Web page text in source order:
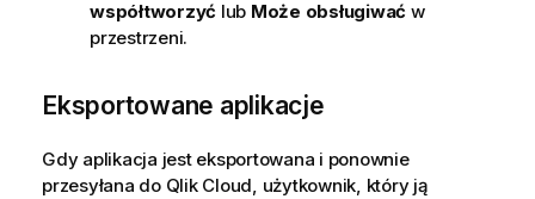
współtworzyć lub Może obsługiwać w
przestrzeni.
Eksportowane aplikacje
Gdy aplikacja jest eksportowana i ponownie
przesyłana do Qlik Cloud, użytkownik, który ją